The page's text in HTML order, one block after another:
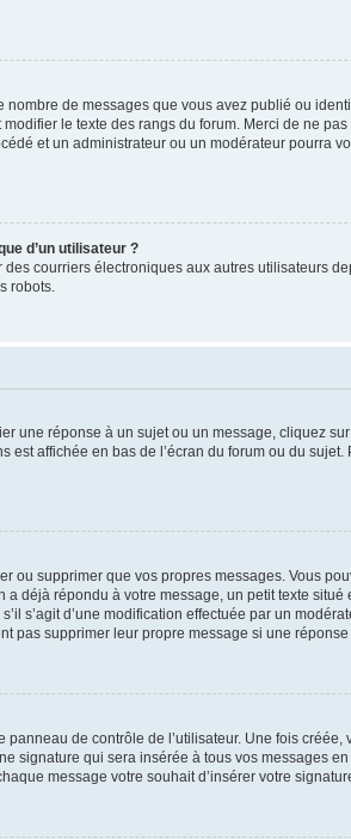
de messages que vous avez publié ou
le texte des rangs du forum. Merci de ne
et un administrateur ou un modérateur pourra
d’un utilisateur ?
courriers électroniques aux autres utilisateurs
robots.
une réponse à un sujet ou un message, cliquez
affichée en bas de l’écran du forum ou du
supprimer que vos propres messages. Vous
déjà répondu à votre message, un petit texte
s’agit d’une modification effectuée par un
pas supprimer leur propre message si une réponse
de contrôle de l’utilisateur. Une fois
signature qui sera insérée à tous vos messages
message votre souhait d’insérer votre